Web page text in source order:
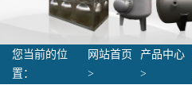
您当前的位
置：
网站首页
>
产品中心
>